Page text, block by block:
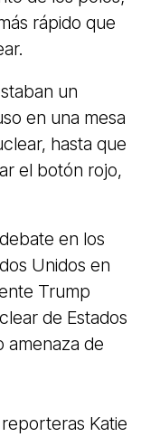
rápido que
un
en una mesa
hasta que
el botón rojo,
en los
Unidos en
Trump
de Estados
amenaza de
Katie